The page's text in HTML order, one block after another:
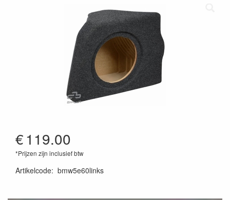
€119.00
*Prijzen zijn inclusief btw
Artikelcode: bmw5e60links